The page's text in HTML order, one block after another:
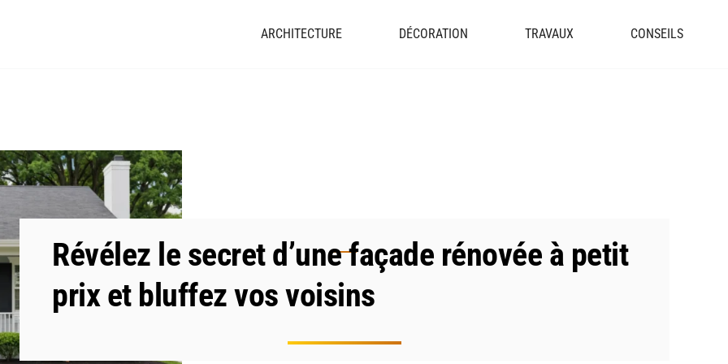
ARCHITECTURE DÉCORATION TRAVAUX CONSEILS
Révélez le secret d’une façade rénovée à petit
prix et bluffez vos voisins